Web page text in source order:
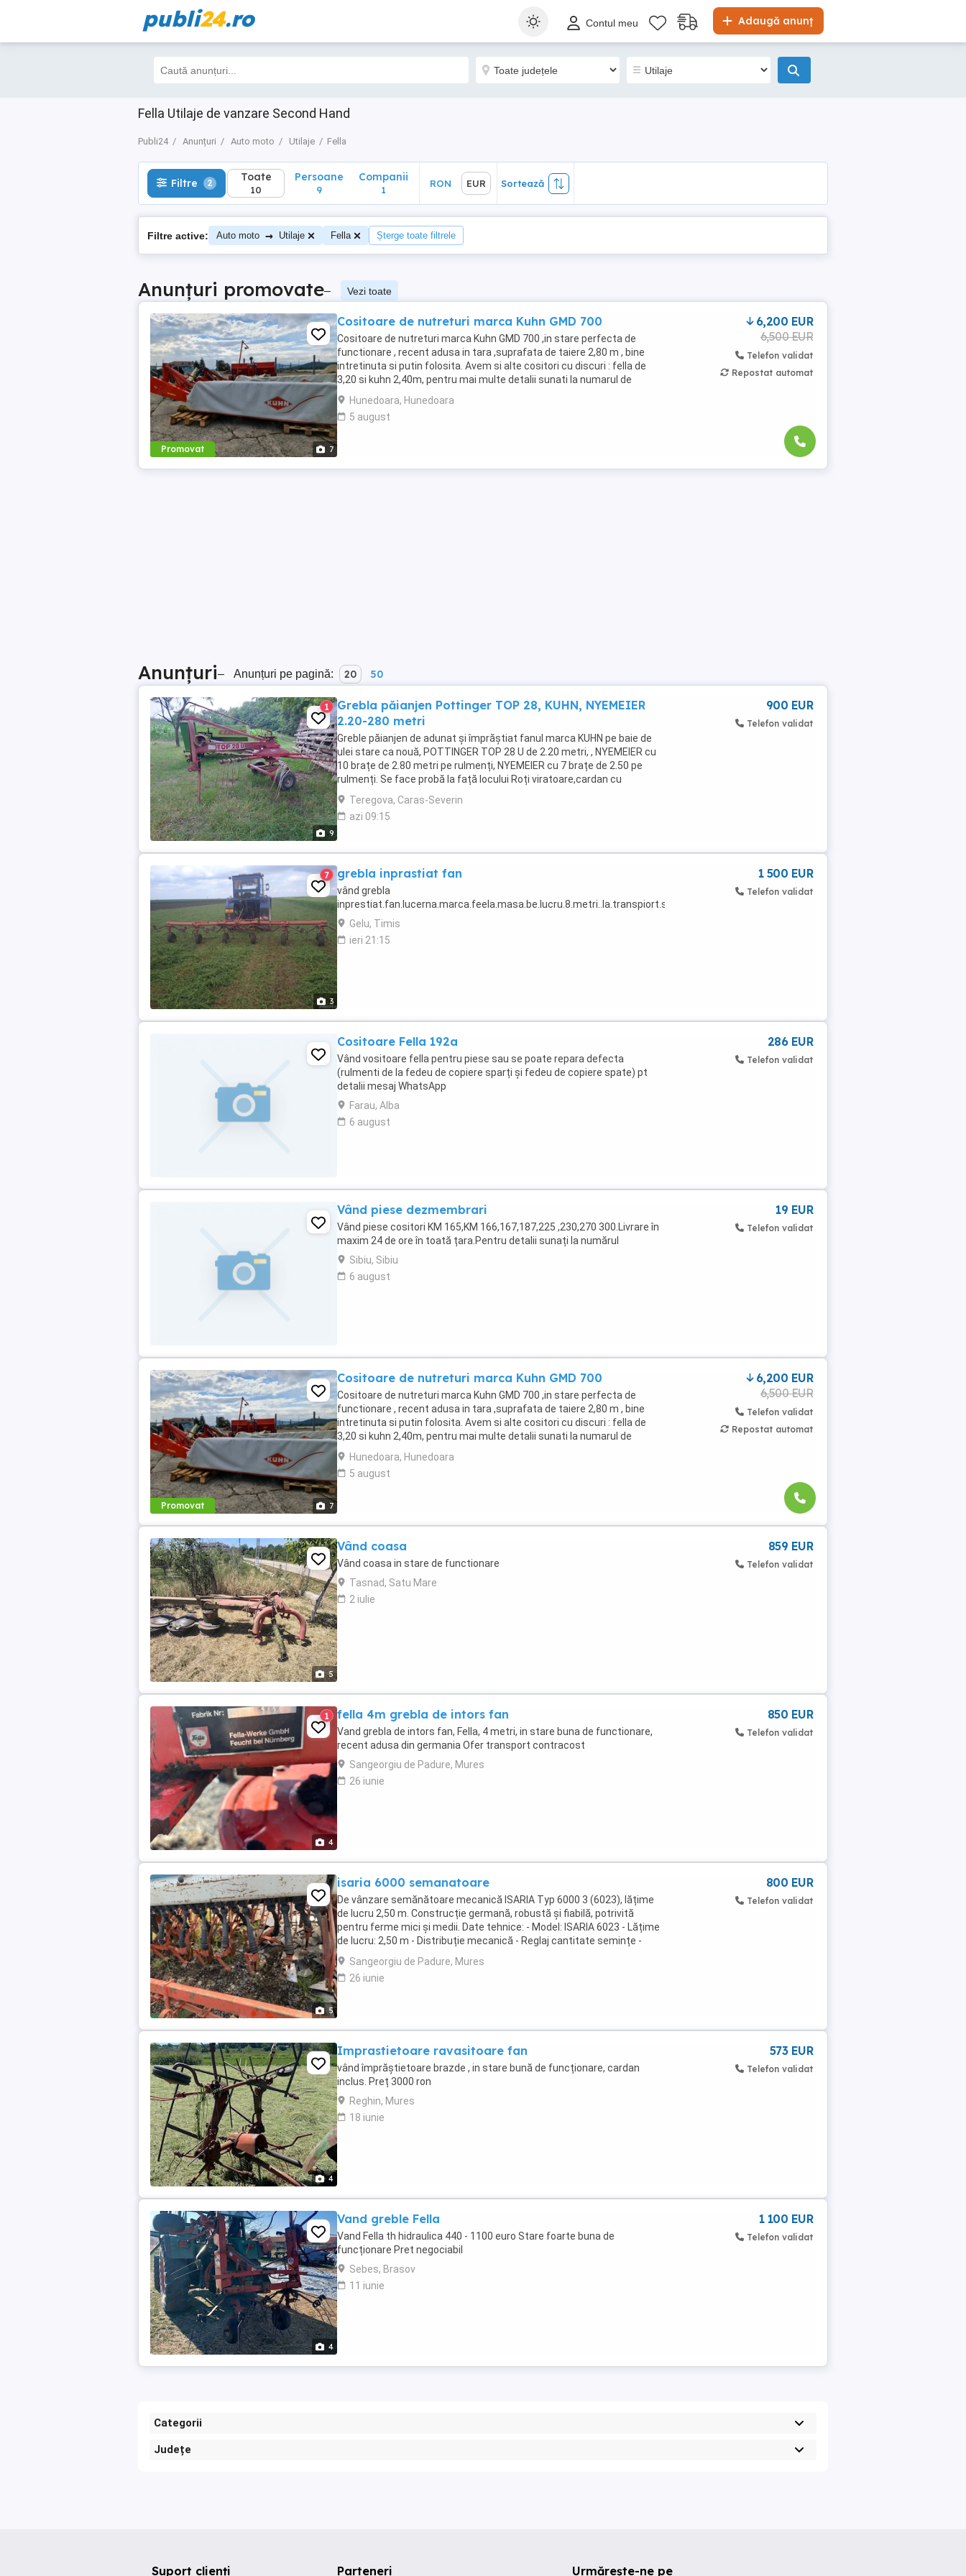
publi24.ro Adaugă anunț
Contul meu
Fella Utilaje de vanzare Second Hand
Publi24 Anunțuri Auto moto Utilaje Fella
Filtre 2 Toate
10
Sortează
Filtre 2 Toate
10
Persoane
9
Companii
1
RON EUR Sortează
Filtre active: Auto moto → Utilaje Fella Șterge toate filtrele
Anunțuri promovate– Vezi toate
Promovat 7
Cositoare de nutreturi marca Kuhn GMD 700
Cositoare de nutreturi marca Kuhn GMD 700 ,in stare perfecta de
functionare , recent adusa in tara ,suprafata de taiere 2,80 m , bine
intretinuta si putin folosita. Avem si alte cositori cu discuri : fella de
3,20 si kuhn 2,40m, pentru mai multe detalii sunati la numarul de
telefon din anunt. Pretul ...
Hunedoara, Hunedoara
5 august
6,200 EUR
6,500 EUR
Telefon validat
Repostat automat
Anunțuri– Anunțuri pe pagină: 20 50
9
1
Grebla păianjen Pottinger TOP 28, KUHN, NYEMEIER
2.20-280 metri
Greble păianjen de adunat și împrăștiat fanul marca KUHN pe baie de
ulei stare ca nouă, POTTINGER TOP 28 U de 2.20 metri, , NYEMEIER cu
10 brațe de 2.80 metri pe rulmenți, NYEMEIER cu 7 brațe de 2.50 pe
rulmenți. Se face probă la față locului Roți viratoare,cardan cu
ambreiaj.
Teregova, Caras-Severin
azi 09:15
900 EUR
Telefon validat
3
7 grebla inprastiat fan
vând grebla
inprestiat.fan.lucerna.marca.feela.masa.be.lucru.8.metri..la.transpiort.se.inchide.manual.foarte.simplu.stare.perfecta
Gelu, Timis
ieri 21:15
1 500 EUR
Telefon validat
Cositoare Fella 192a
Vând vositoare fella pentru piese sau se poate repara defecta
(rulmenti de la fedeu de copiere sparți și fedeu de copiere spate) pt
detalii mesaj WhatsApp
Farau, Alba
6 august
286 EUR
Telefon validat
Vând piese dezmembrari
Vând piese cositori KM 165,KM 166,167,187,225 ,230,270 300.Livrare în
maxim 24 de ore în toată țara.Pentru detalii sunați la numărul
Sibiu, Sibiu
6 august
19 EUR
Telefon validat
Promovat 7
Cositoare de nutreturi marca Kuhn GMD 700
Cositoare de nutreturi marca Kuhn GMD 700 ,in stare perfecta de
functionare , recent adusa in tara ,suprafata de taiere 2,80 m , bine
intretinuta si putin folosita. Avem si alte cositori cu discuri : fella de
3,20 si kuhn 2,40m, pentru mai multe detalii sunati la numarul de
telefon din anunt. Pretul ...
Hunedoara, Hunedoara
5 august
6,200 EUR
6,500 EUR
Telefon validat
Repostat automat
5
Vând coasa
Vând coasa in stare de functionare
Tasnad, Satu Mare
2 iulie
859 EUR
Telefon validat
4
1 fella 4m grebla de intors fan
Vand grebla de intors fan, Fella, 4 metri, in stare buna de functionare,
recent adusa din germania Ofer transport contracost
Sangeorgiu de Padure, Mures
26 iunie
850 EUR
Telefon validat
5
isaria 6000 semanatoare
De vânzare semănătoare mecanică ISARIA Typ 6000 3 (6023), lățime
de lucru 2,50 m. Construcție germană, robustă și fiabilă, potrivită
pentru ferme mici și medii. Date tehnice: - Model: ISARIA 6023 - Lățime
de lucru: 2,50 m - Distribuție mecanică - Reglaj cantitate semințe -
Grapă cu arcuri pentru acoperire Completă, ...
Sangeorgiu de Padure, Mures
26 iunie
800 EUR
Telefon validat
4
Imprastietoare ravasitoare fan
vând împrăștietoare brazde , in stare bună de funcționare, cardan
inclus. Preț 3000 ron
Reghin, Mures
18 iunie
573 EUR
Telefon validat
4
Vand greble Fella
Vand Fella th hidraulica 440 - 1100 euro Stare foarte buna de
funcționare Pret negociabil
Sebes, Brasov
11 iunie
1 100 EUR
Telefon validat
Categorii
Județe
Urmărește-ne pe
Suport clienți Parteneri